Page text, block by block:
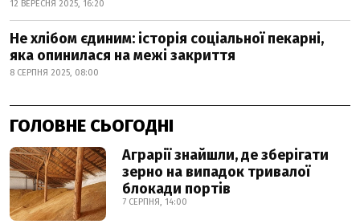
12 ВЕРЕСНЯ 2025, 16:20
Не хлібом єдиним: історія соціальної пекарні,
яка опинилася на межі закриття
8 СЕРПНЯ 2025, 08:00
ГОЛОВНЕ СЬОГОДНІ
Аграрії знайшли, де зберігати
зерно на випадок тривалої
блокади портів
7 СЕРПНЯ, 14:00